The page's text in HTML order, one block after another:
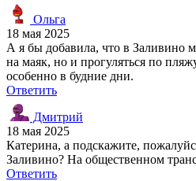
Ольга
18 мая 2025
А я бы добавила, что в Заливино
на маяк, но и прогуляться по
особенно в будние дни.
Ответить
Дмитрий
18 мая 2025
Катерина, а подскажите,
Заливино? На общественном
Ответить